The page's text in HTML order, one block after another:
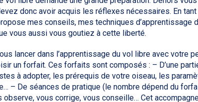
donc avoir acquis les réflexes nécessaires. En
mes conseils, mes techniques d’apprentissage
vous aussi vous goutiez à cette liberté.
lancer dans l’apprentissage du vol libre avec votre
un forfait. Ces forfaits sont composés : – D’une
à adopter, les prérequis de votre oiseau, les
– De séances de pratique (le nombre dépend du
observe, vous corrige, vous conseille… Cet